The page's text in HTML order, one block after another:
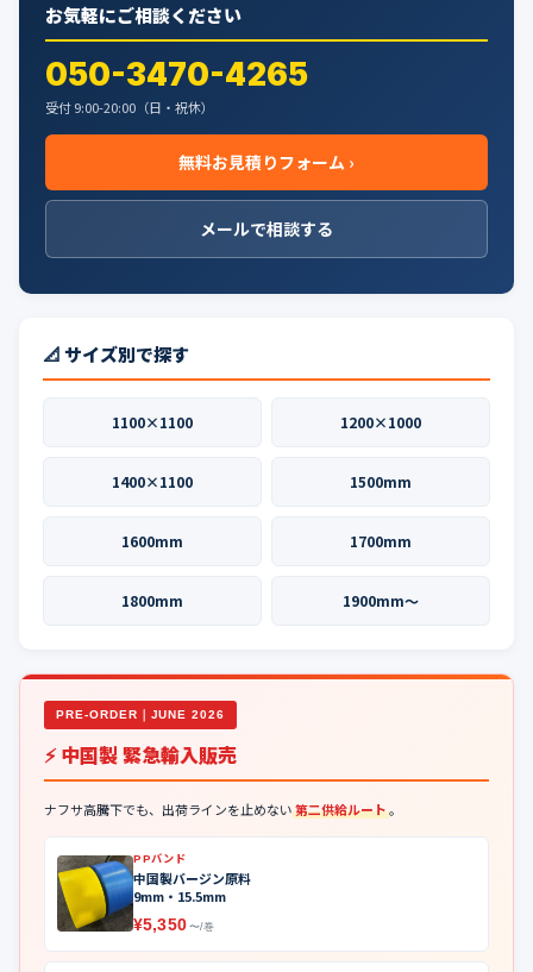
お気軽にご相談ください
050-3470-4265
受付 9:00-20:00（日・祝休）
無料お見積りフォーム ›
メールで相談する
📐 サイズ別で探す
1100×1100 1200×1000
1400×1100 1500mm
1600mm 1700mm
1800mm 1900mm〜
PRE-ORDER｜JUNE 2026
⚡ 中国製 緊急輸入販売
ナフサ高騰下でも、出荷ラインを止めない第二供給ルート。
PPバンド
中国製バージン原料
9mm・15.5mm
¥5,350 〜/巻